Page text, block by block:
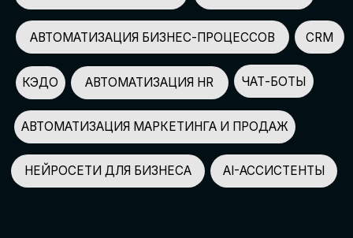
ПАРТНЕРОВ
100+
УЧАСТНИКОВ
2500+
GLOBAL TECH FORUM –